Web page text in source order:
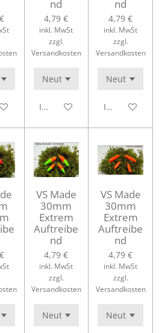
Warenkorb
nd
4,79 €
inkl. MwSt
zzgl.
Versandkosten
In den Warenkorb
nd
4,79 €
inkl. MwSt
zzgl.
Versandkosten
In den
VS Made
30mm
Extrem
Auftreibe
nd
4,79 €
inkl. MwSt
zzgl.
Versandkosten
VS Made
30mm
Extrem
Auftreibe
nd
4,79 €
inkl. MwSt
zzgl.
Versandkosten